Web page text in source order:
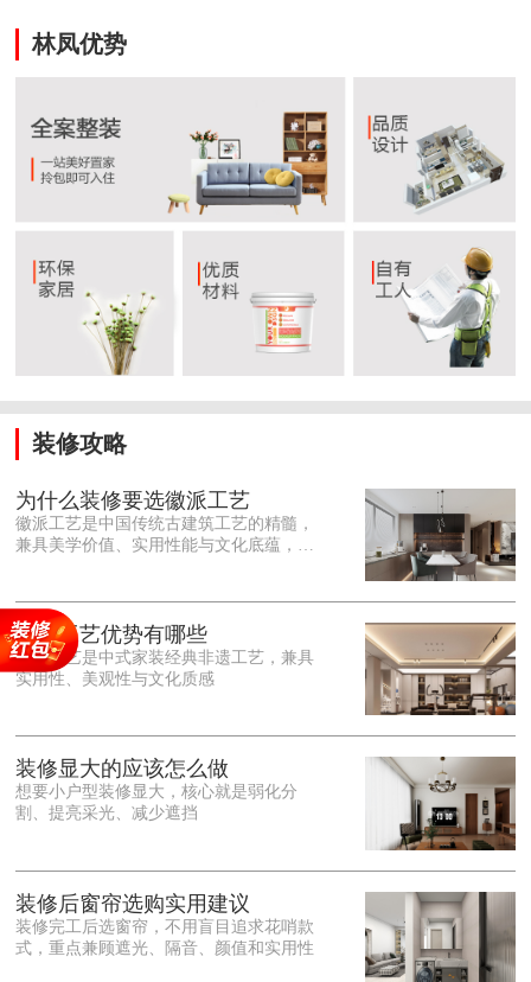
林凤优势
装修攻略
为什么装修要选徽派工艺
徽派工艺是中国传统古建筑工艺的精髓，
兼具美学价值、实用性能与文化底蕴，优
雕细琢的砖、木、石雕为特色，线条古朴
大气，意境悠远，自带东方中式雅致韵
味，耐看且不易过时。<o:p></o:p> 在工
艺品质上，徽派工艺遵循古法匠心工序，
保耐用，抗风化、耐腐蚀，使用
徽派工艺优势有哪些
徽派工艺是中式家装经典非遗工艺，兼具
实用性、美观性与文化质感
装修显大的应该怎么做
想要小户型装修显大，核心就是弱化分
割、提亮采光、减少遮挡
装修后窗帘选购实用建议
装修完工后选窗帘，不用盲目追求花哨款
式，重点兼顾遮光、隔音、颜值和实用性